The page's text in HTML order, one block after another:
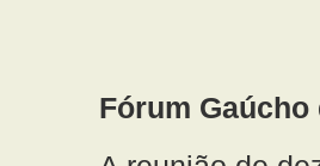
Fórum